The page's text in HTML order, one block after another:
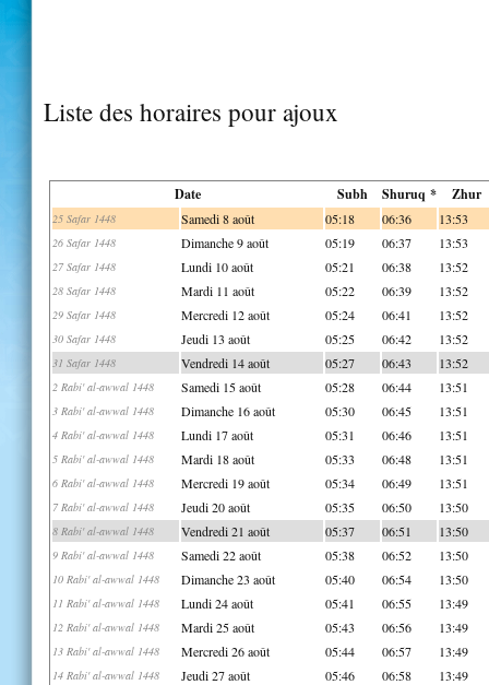
Liste des horaires pour ajoux
Date Subh Shuruq * Zhur
25 Safar 1448 Samedi 8 août 05:18 06:36 13:53
26 Safar 1448 Dimanche 9 août 05:19 06:37 13:53
27 Safar 1448 Lundi 10 août 05:21 06:38 13:52
28 Safar 1448 Mardi 11 août 05:22 06:39 13:52
29 Safar 1448 Mercredi 12 août 05:24 06:41 13:52
30 Safar 1448 Jeudi 13 août 05:25 06:42 13:52
31 Safar 1448 Vendredi 14 août 05:27 06:43 13:52
2 Rabi' al-awwal 1448 Samedi 15 août 05:28 06:44 13:51
3 Rabi' al-awwal 1448 Dimanche 16 août 05:30 06:45 13:51
4 Rabi' al-awwal 1448 Lundi 17 août 05:31 06:46 13:51
5 Rabi' al-awwal 1448 Mardi 18 août 05:33 06:48 13:51
6 Rabi' al-awwal 1448 Mercredi 19 août 05:34 06:49 13:51
7 Rabi' al-awwal 1448 Jeudi 20 août 05:35 06:50 13:50
8 Rabi' al-awwal 1448 Vendredi 21 août 05:37 06:51 13:50
9 Rabi' al-awwal 1448 Samedi 22 août 05:38 06:52 13:50
10 Rabi' al-awwal 1448 Dimanche 23 août 05:40 06:54 13:50
11 Rabi' al-awwal 1448 Lundi 24 août 05:41 06:55 13:49
12 Rabi' al-awwal 1448 Mardi 25 août 05:43 06:56 13:49
13 Rabi' al-awwal 1448 Mercredi 26 août 05:44 06:57 13:49
14 Rabi' al-awwal 1448 Jeudi 27 août 05:46 06:58 13:49